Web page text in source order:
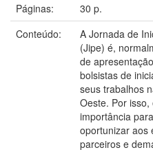
Páginas:
30 p.
Conteúdo:
A Jornada de
(Jipe) é,
de
bolsistas de
seus trabalhos
Oeste. Por
importância
oportunizar aos
parceiros e